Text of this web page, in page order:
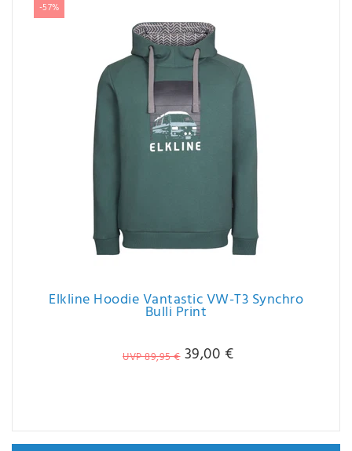
-57%
Elkline Hoodie Vantastic VW-T3 Synchro
Bulli Print
UVP 89,95 € 39,00 €